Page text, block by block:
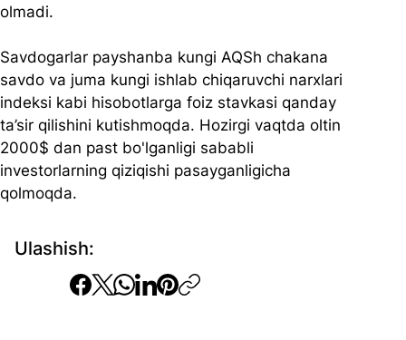
Ulashish:
olmadi.
Savdogarlar payshanba kungi AQSh chakana
savdo va juma kungi ishlab chiqaruvchi narxlari
indeksi kabi hisobotlarga foiz stavkasi qanday
ta’sir qilishini kutishmoqda. Hozirgi vaqtda oltin
2000$ dan past bo'lganligi sababli
investorlarning qiziqishi pasayganligicha
qolmoqda.